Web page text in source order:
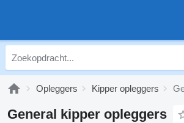
Opleggers Kipper opleggers
General kipper opleggers